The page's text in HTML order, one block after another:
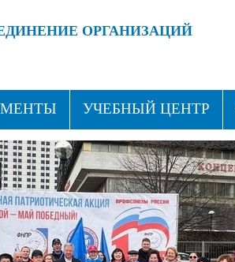
ОРГАНИЗАЦИЙ
УЧЕБНЫЙ ЦЕНТР